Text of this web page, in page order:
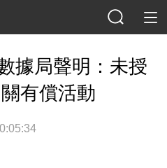
據局聲明：未授
有償活動